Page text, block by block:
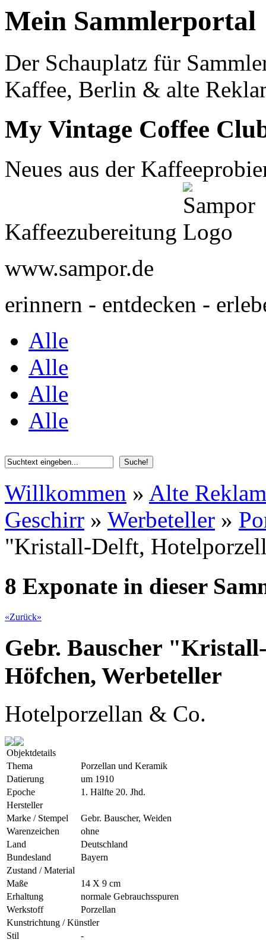
Mein Sammlerportal
Der Schauplatz für
Kaffee, Berlin & alte
My Vintage Coffee
Neues aus der
Kaffeezubereitung
www.sampor.de
erinnern - entdecken -
Alle
Alle
Alle
Alle
Willkommen » Alte
Geschirr » Werbeteller »
"Kristall-Delft,
8 Exponate in dieser
«Zurück»
Gebr. Bauscher
Höfchen, Werbeteller
Hotelporzellan & Co.
Objektdetails
Thema
Porzellan und Keramik
Datierung
um 1910
Epoche
1. Hälfte 20. Jhd.
Hersteller
Marke / Stempel
Gebr. Bauscher, Weiden
Warenzeichen
ohne
Land
Deutschland
Bundesland
Bayern
Zustand / Material
Maße
14 X 9 cm
Erhaltung
normale Gebrauchsspuren
Werkstoff
Porzellan
Kunstrichtung / Künstler
Stil
-